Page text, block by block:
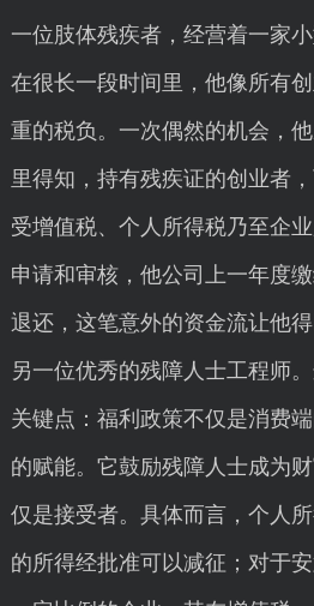
一位肢体残疾者，经营着一家
在很长一段时间里，他像所有
重的税负。一次偶然的机会，
里得知，持有残疾证的创业者
受增值税、个人所得税乃至企
申请和审核，他公司上一年度
退还，这笔意外的资金流让他
另一位优秀的残障人士工程师
关键点：福利政策不仅是消费
的赋能。它鼓励残障人士成为
仅是接受者。具体而言，个人
的所得经批准可以减征；对于